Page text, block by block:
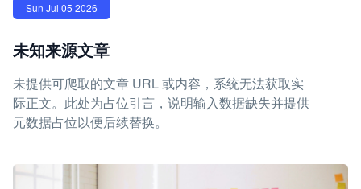
Sun Jul 05 2026
未知来源文章
未提供可爬取的文章 URL 或内容，系统无法获取实
际正文。此处为占位引言，说明输入数据缺失并提供
元数据占位以便后续替换。